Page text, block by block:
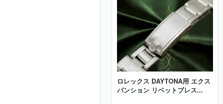
ロレックス DAYTONA用 エクス
パンション リベットブレス...